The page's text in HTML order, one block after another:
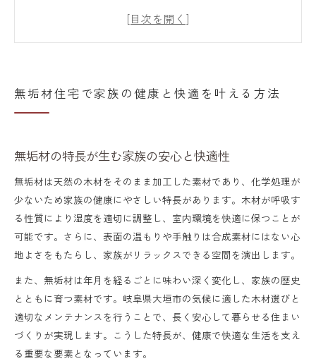
岐阜県の家具屋で選ぶ無垢材の安心ポイン
大垣市で選ぶ無垢材のぬくもりある家づく
り
無垢材家具が生むやさしい空間の提案
国産家具と無垢材の相性と活用アイデア
岐阜県の家具メーカーが提案する無垢材住
宅
自然素材リフォームで感じる無垢材の心地
よさ
木の香り感じる無垢材暮らしの魅力紹介
無垢材住宅で家族の健康と快適を叶える方法
無垢材の特長が生む家族の安心と快適性
無垢材は天然の木材をそのまま加工した素材であり、化学処理が
少ないため家族の健康にやさしい特長があります。木材が呼吸す
る性質により湿度を適切に調整し、室内環境を快適に保つことが
可能です。さらに、表面の温もりや手触りは合成素材にはない心
地よさをもたらし、家族がリラックスできる空間を演出します。
また、無垢材は年月を経るごとに味わい深く変化し、家族の歴史
とともに育つ素材です。岐阜県大垣市の気候に適した木材選びと
適切なメンテナンスを行うことで、長く安心して暮らせる住まい
づくりが実現します。こうした特長が、健康で快適な生活を支え
る重要な要素となっています。